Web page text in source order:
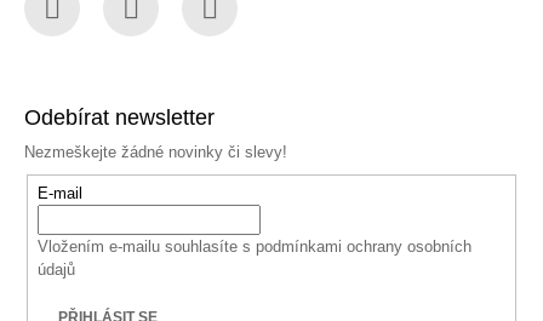
Odebírat newsletter
Nezmeškejte žádné novinky či slevy!
E-mail
Vložením e-mailu souhlasíte s podmínkami ochrany osobních
údajů
PŘIHLÁSIT SE